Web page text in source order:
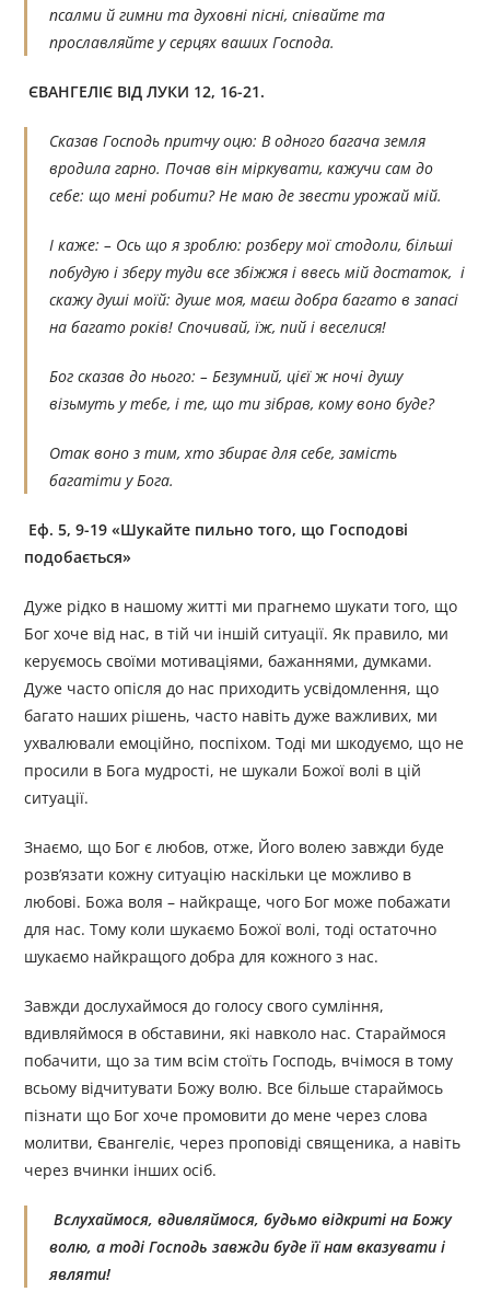
псалми й гимни та духовні пісні, співайте та
прославляйте у серцях ваших Господа.
ЄВАНГЕЛІЄ ВІД ЛУКИ 12, 16-21.
Сказав Господь притчу оцю: В одного багача земля
вродила гарно. Почав він міркувати, кажучи сам до
себе: що мені робити? Не маю де звести урожай мій.
І каже: – Ось що я зроблю: розберу мої стодоли, більші
побудую і зберу туди все збіжжя і ввесь мій достаток, і
скажу душі моїй: душе моя, маєш добра багато в запасі
на багато років! Спочивай, їж, пий і веселися!
Бог сказав до нього: – Безумний, цієї ж ночі душу
візьмуть у тебе, і те, що ти зібрав, кому воно буде?
Отак воно з тим, хто збирає для себе, замість
багатіти у Бога.
Еф. 5, 9-19 «Шукайте пильно того, що Господові
подобається»
Дуже рідко в нашому житті ми прагнемо шукати того, що
Бог хоче від нас, в тій чи іншій ситуації. Як правило, ми
керуємось своїми мотиваціями, бажаннями, думками.
Дуже часто опісля до нас приходить усвідомлення, що
багато наших рішень, часто навіть дуже важливих, ми
ухвалювали емоційно, поспіхом. Тоді ми шкодуємо, що не
просили в Бога мудрості, не шукали Божої волі в цій
ситуації.
Знаємо, що Бог є любов, отже, Його волею завжди буде
розв’язати кожну ситуацію наскільки це можливо в
любові. Божа воля – найкраще, чого Бог може побажати
для нас. Тому коли шукаємо Божої волі, тоді остаточно
шукаємо найкращого добра для кожного з нас.
Завжди дослухаймося до голосу свого сумління,
вдивляймося в обставини, які навколо нас. Стараймося
побачити, що за тим всім стоїть Господь, вчімося в тому
всьому відчитувати Божу волю. Все більше стараймось
пізнати що Бог хоче промовити до мене через слова
молитви, Євангеліє, через проповіді священика, а навіть
через вчинки інших осіб.
Вслухаймося, вдивляймося, будьмо відкриті на Божу
волю, а тоді Господь завжди буде її нам вказувати і
являти!